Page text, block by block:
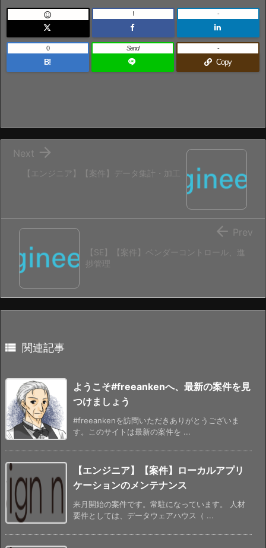
 ! -
B!
0 Send
Copy
-
【エンジニア】【案件】データ集計・加工

Next
【SE】【案件】ベンダーコントロール、進
捗管理
 Prev
 関連記事
ようこそ#freeankenへ、最新の案件を見
つけましょう
#freeankenを訪問いただきありがとうございま
す。このサイトは最新の案件を ...
【エンジニア】【案件】ローカルアプリ
ケーションのメンテナンス
来月開始の案件です。常駐になっています。 人材
要件としては、データウェアハウス（ ...